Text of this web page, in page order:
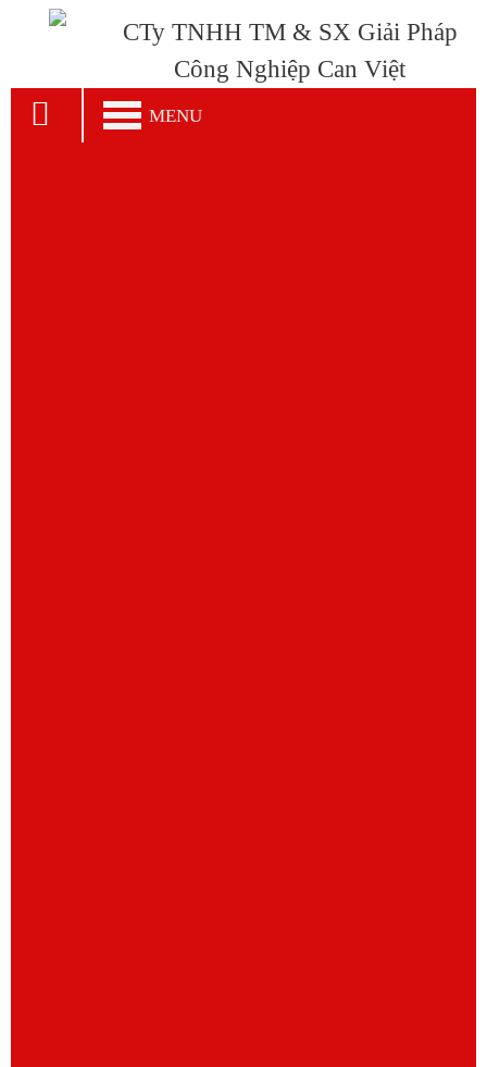
CTy TNHH TM & SX Giải Pháp
Công Nghiệp Can Việt
MENU